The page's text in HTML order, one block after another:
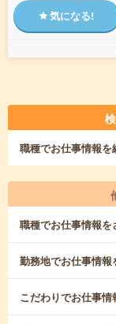
気になる!
職種でお仕事情報を
職種でお仕事情報を
勤務地でお仕事情報
こだわりでお仕事情